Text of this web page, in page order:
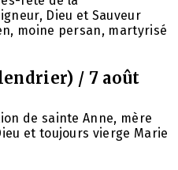
Dieu et Sauveur
moine persan, martyrisé
/ 7 août
de sainte Anne, mère
et toujours vierge Marie